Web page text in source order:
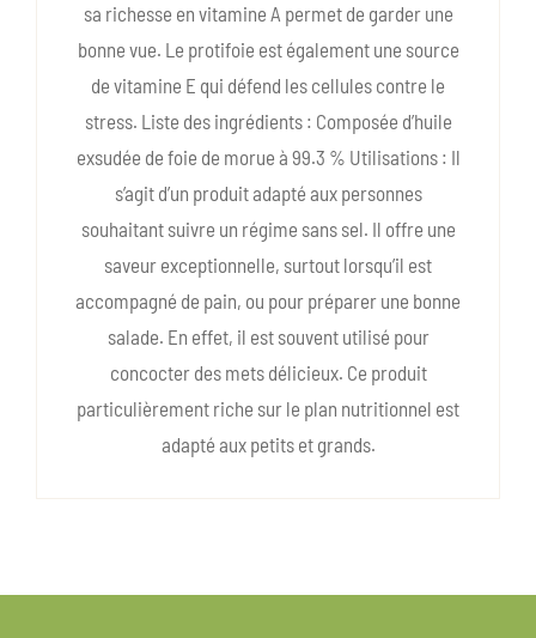
sa richesse en vitamine A permet de garder une
bonne vue. Le protifoie est également une source
de vitamine E qui défend les cellules contre le
stress. Liste des ingrédients : Composée d’huile
exsudée de foie de morue à 99.3 % Utilisations : Il
s’agit d’un produit adapté aux personnes
souhaitant suivre un régime sans sel. Il offre une
saveur exceptionnelle, surtout lorsqu’il est
accompagné de pain, ou pour préparer une bonne
salade. En effet, il est souvent utilisé pour
concocter des mets délicieux. Ce produit
particulièrement riche sur le plan nutritionnel est
adapté aux petits et grands.